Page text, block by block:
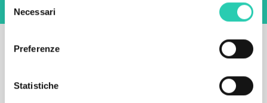
delNecessari
Preferenze
Statistiche